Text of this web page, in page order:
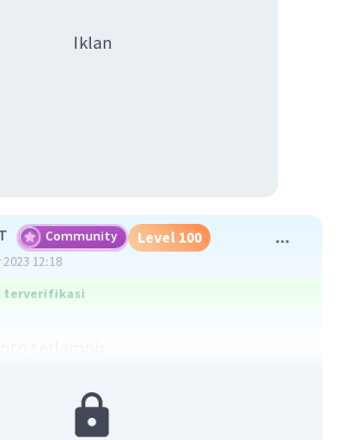
Iklan
Community Level 100
12:18
terverifikasi
memenuhi persamaan tsb berada di